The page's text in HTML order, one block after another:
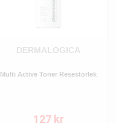
DERMALOGICA
Multi Active Toner Resestorlek
127 kr